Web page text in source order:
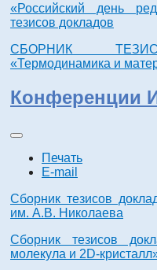
«Российский день
тезисов докладов
СБОРНИК
«Термодинамика и
Конференции
Печать
E-mail
Сборник тезисов
им. А.В. Николаева
Сборник тезисов
молекула и 2D-